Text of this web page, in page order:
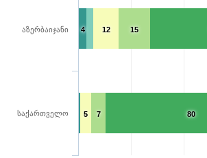
80
15
7
12
5
4
აზერბაიჯანი
საქართველო